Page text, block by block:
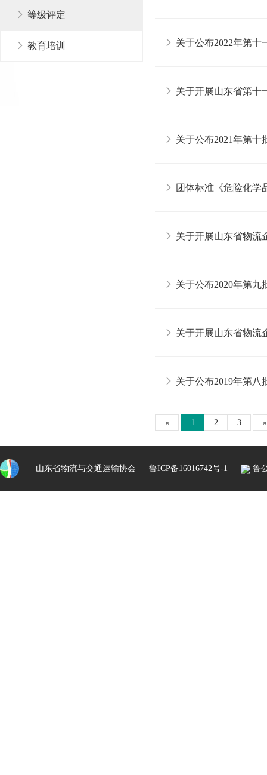
等级评定
教育培训 关于公布2022年第
关于开展山东省第十
关于公布2021年第
团体标准《危险化学
关于开展山东省物流
关于公布2020年第
关于开展山东省物流
关于公布2019年第
« 1 2 3 »
山东省物流与交通运输协会 鲁ICP备16016742号-1 鲁